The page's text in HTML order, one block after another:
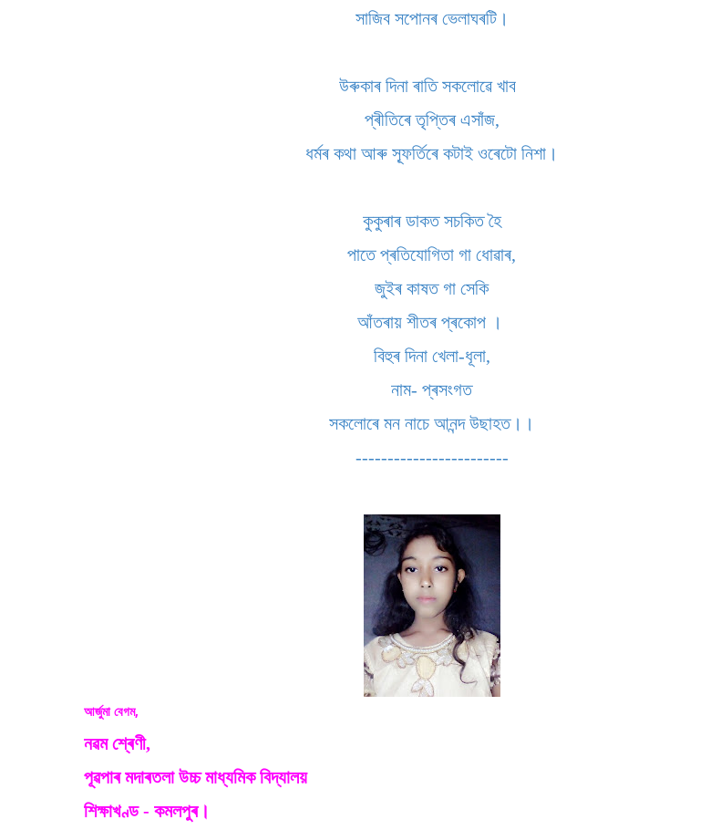
সাজিব সপোনৰ ভেলাঘৰটি।
উৰুকাৰ দিনা ৰাতি সকলোৱে খাব
প্ৰীতিৰে তৃপ্তিৰ এসাঁজ,
ধৰ্মৰ কথা আৰু স্ফূর্তিৰে কটাই ওৰেটো নিশা।
কুকুৰাৰ ডাকত সচকিত হৈ
পাতে প্ৰতিযোগিতা গা ধোৱাৰ,
জুইৰ কাষত গা সেকি
আঁতৰায় শীতৰ প্ৰকোপ ।
বিহুৰ দিনা খেলা-ধূলা,
নাম- প্ৰসংগত
সকলোৰে মন নাচে আনন্দ উছাহত।।
------------------------
আৰ্জুমা বেগম,
নৱম শ্ৰেণী,
পূৱপাৰ মদাৰতলা উচ্চ মাধ্যমিক বিদ্যালয়
শিক্ষাখণ্ড - কমলপুৰ।